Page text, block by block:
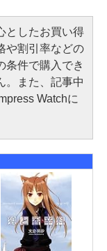
としたお買い得
や割引率などの
条件で購入でき
。また、記事中
Watchに